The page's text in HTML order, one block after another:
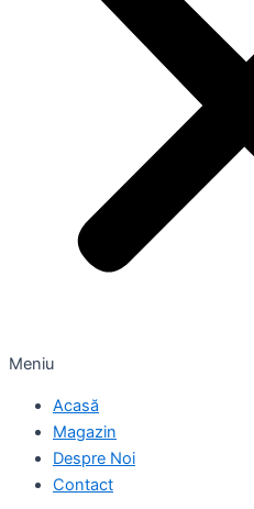
Meniu
Acasă
Magazin
Despre Noi
Contact